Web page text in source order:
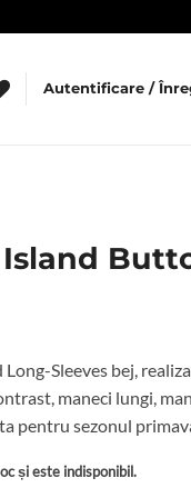
Autentificare /
Sleeves bej,
maneci lungi,
pentru sezonul
și este indisponibil.